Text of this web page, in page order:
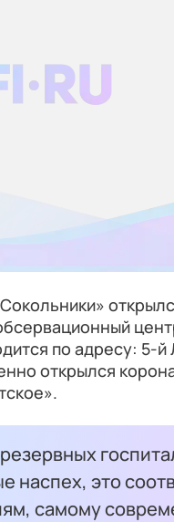
по адресу: 5-й
открылся
наспех, это
самому